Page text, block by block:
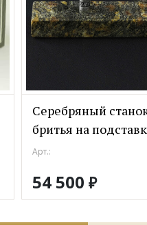
Серебряный
бритья на
Арт.:
54 500 ₽